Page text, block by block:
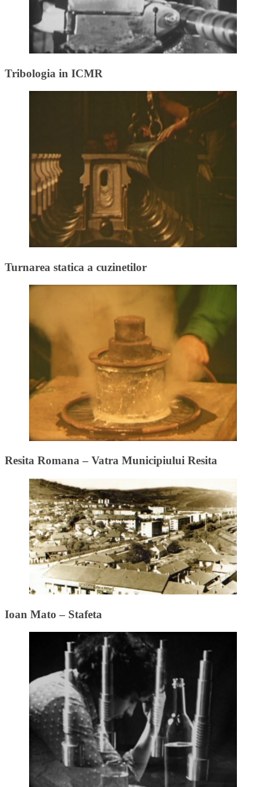
Tribologia in ICMR
Turnarea statica a cuzinetilor
Resita Romana – Vatra Municipiului Resita
Ioan Mato – Stafeta